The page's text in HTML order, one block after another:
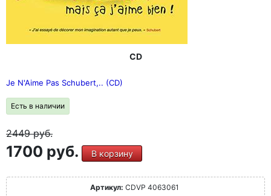
CD
Je N'Aime Pas Schubert,.. (CD)
Есть в наличии
2449руб.
1700 руб. В корзину
Артикул: CDVP 4063061